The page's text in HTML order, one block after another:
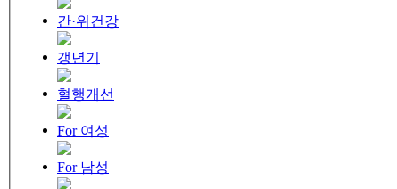
간·위건강
갱년기
혈행개선
For 여성
For 남성